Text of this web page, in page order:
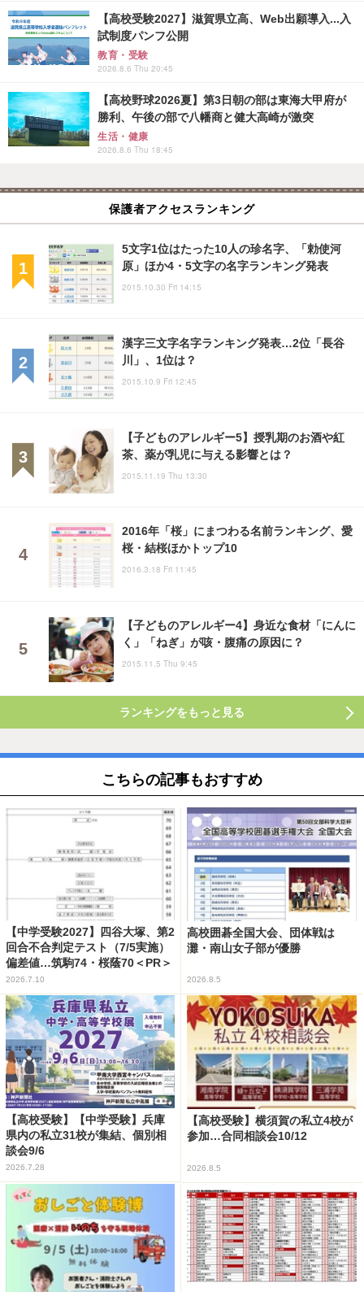
【高校受験2027】滋賀県立高、Web出願導入...入
試制度パンフ公開
教育・受験
2026.8.6 Thu 20:45
【高校野球2026夏】第3日朝の部は東海大甲府が
勝利、午後の部で八幡商と健大高崎が激突
生活・健康
2026.8.6 Thu 18:45
保護者アクセスランキング
5文字1位はたった10人の珍名字、「勅使河
原」ほか4・5文字の名字ランキング発表
2015.10.30 Fri 14:15
漢字三文字名字ランキング発表…2位「長谷
川」、1位は？
2015.10.9 Fri 12:45
【子どものアレルギー5】授乳期のお酒や紅
茶、薬が乳児に与える影響とは？
2015.11.19 Thu 13:30
2016年「桜」にまつわる名前ランキング、愛
桜・結桜ほかトップ10
2016.3.18 Fri 11:45
【子どものアレルギー4】身近な食材「にんに
く」「ねぎ」が咳・腹痛の原因に？
2015.11.5 Thu 9:45
ランキングをもっと見る
こちらの記事もおすすめ
【中学受験2027】四谷大塚、第2
回合不合判定テスト（7/5実施）
偏差値…筑駒74・桜蔭70＜PR＞
2026.7.10
高校囲碁全国大会、団体戦は
灘・南山女子部が優勝
2026.8.5
【高校受験】【中学受験】兵庫
県内の私立31校が集結、個別相
談会9/6
2026.7.28
【高校受験】横須賀の私立4校が
参加…合同相談会10/12
2026.8.5